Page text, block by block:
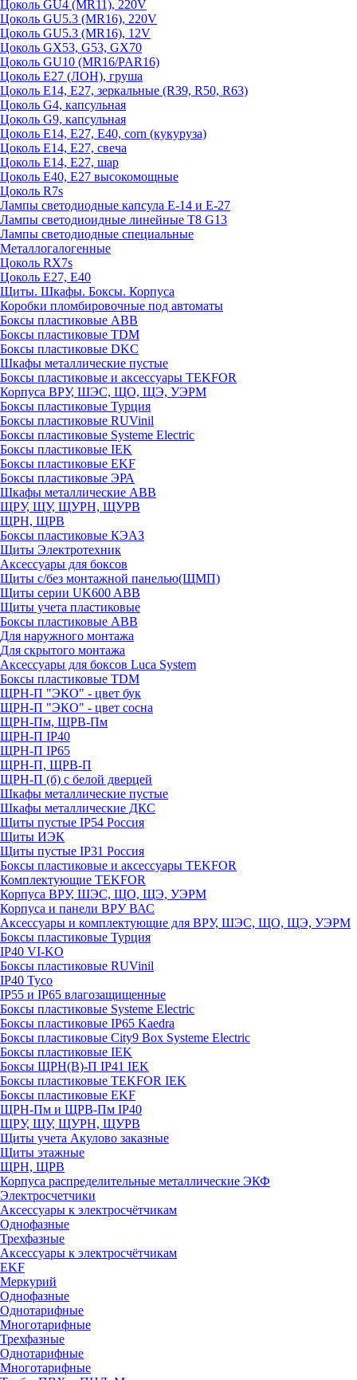
Цоколь GU4 (MR11), 220V
Цоколь GU5.3 (MR16), 220V
Цоколь GU5.3 (MR16), 12V
Цоколь GX53, G53, GX70
Цоколь GU10 (MR16/PAR16)
Цоколь Е27 (ЛОН), груша
Цоколь Е14, Е27, зеркальные (R39, R50, R63)
Цоколь G4, капсульная
Цоколь G9, капсульная
Цоколь Е14, Е27, Е40, corn (кукуруза)
Цоколь Е14, Е27, свеча
Цоколь Е14, Е27, шар
Цоколь Е40, Е27 высокомощные
Цоколь R7s
Лампы светодиодные капсула Е-14 и Е-27
Лампы светодиоидные линейные T8 G13
Лампы светодиодные специальные
Металлогалогенные
Цоколь RX7s
Цоколь Е27, E40
Щиты. Шкафы. Боксы. Корпуса
Коробки пломбировочные под автоматы
Боксы пластиковые ABB
Боксы пластиковые TDM
Боксы пластиковые DKC
Шкафы металлические пустые
Боксы пластиковые и аксессуары TEKFOR
Корпуса ВРУ, ШЭС, ЩО, ЩЭ, УЭРМ
Боксы пластиковые Турция
Боксы пластиковые RUVinil
Боксы пластиковые Systeme Electric
Боксы пластиковые IEK
Боксы пластиковые EKF
Боксы пластиковые ЭРА
Шкафы металлические ABB
ЩРУ, ЩУ, ЩУРН, ЩУРВ
ЩРН, ЩРВ
Боксы пластиковые КЭАЗ
Щиты Электротехник
Аксессуары для боксов
Щиты с/без монтажной панелью(ЩМП)
Щиты серии UK600 ABB
Щиты учета пластиковые
Боксы пластиковые ABB
Для наружного монтажа
Для скрытого монтажа
Аксессуары для боксов Luca System
Боксы пластиковые TDM
ЩРН-П "ЭКО" - цвет бук
ЩРН-П "ЭКО" - цвет сосна
ЩРН-Пм, ЩРВ-Пм
ЩРН-П IP40
ЩРН-П IP65
ЩРН-П, ЩРВ-П
ЩРН-П (б) с белой дверцей
Шкафы металлические пустые
Шкафы металлические ДКС
Щиты пустые IP54 Россия
Щиты ИЭК
Щиты пустые IP31 Россия
Боксы пластиковые и аксессуары TEKFOR
Комплектующие TEKFOR
Корпуса ВРУ, ШЭС, ЩО, ЩЭ, УЭРМ
Корпуса и панели ВРУ ВАС
Аксессуары и комплектующие для ВРУ, ШЭС, ЩО, ЩЭ, УЭРМ
Боксы пластиковые Турция
IP40 VI-KO
Боксы пластиковые RUVinil
IP40 Тусо
IP55 и IP65 влагозащищенные
Боксы пластиковые Systeme Electric
Боксы пластиковые IP65 Kaedra
Боксы пластиковые City9 Box Systeme Electric
Боксы пластиковые IEK
Боксы ЩРН(В)-П IP41 IEK
Боксы пластиковые TEKFOR IEK
Боксы пластиковые EKF
ЩРН-Пм и ЩРВ-Пм IP40
ЩРУ, ЩУ, ЩУРН, ЩУРВ
Щиты учета Акулово заказные
Щиты этажные
ЩРН, ЩРВ
Корпуса распределительные металлические ЭКФ
Электросчетчики
Аксессуары к электросчётчикам
Однофазные
Трехфазные
Аксессуары к электросчётчикам
EKF
Меркурий
Однофазные
Однотарифные
Многотарифные
Трехфазные
Однотарифные
Многотарифные